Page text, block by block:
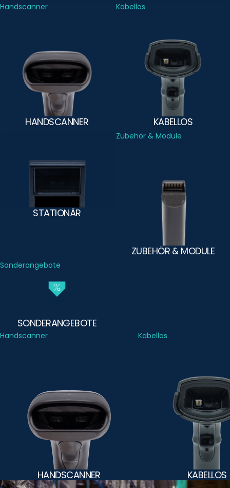
Handscanner
HANDSCANNER
Kabellos
KABELLOS
STATIONÄR
Zubehör & Module
ZUBEHÖR & MODULE
Sonderangebote
SONDERANGEBOTE
Handscanner
HANDSCANNER
Kabellos
KABELLOS